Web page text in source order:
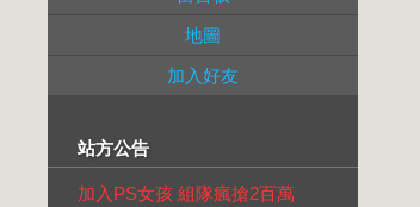
地圖
加入好友
站方公告
加入PS女孩 組隊瘋搶2百萬